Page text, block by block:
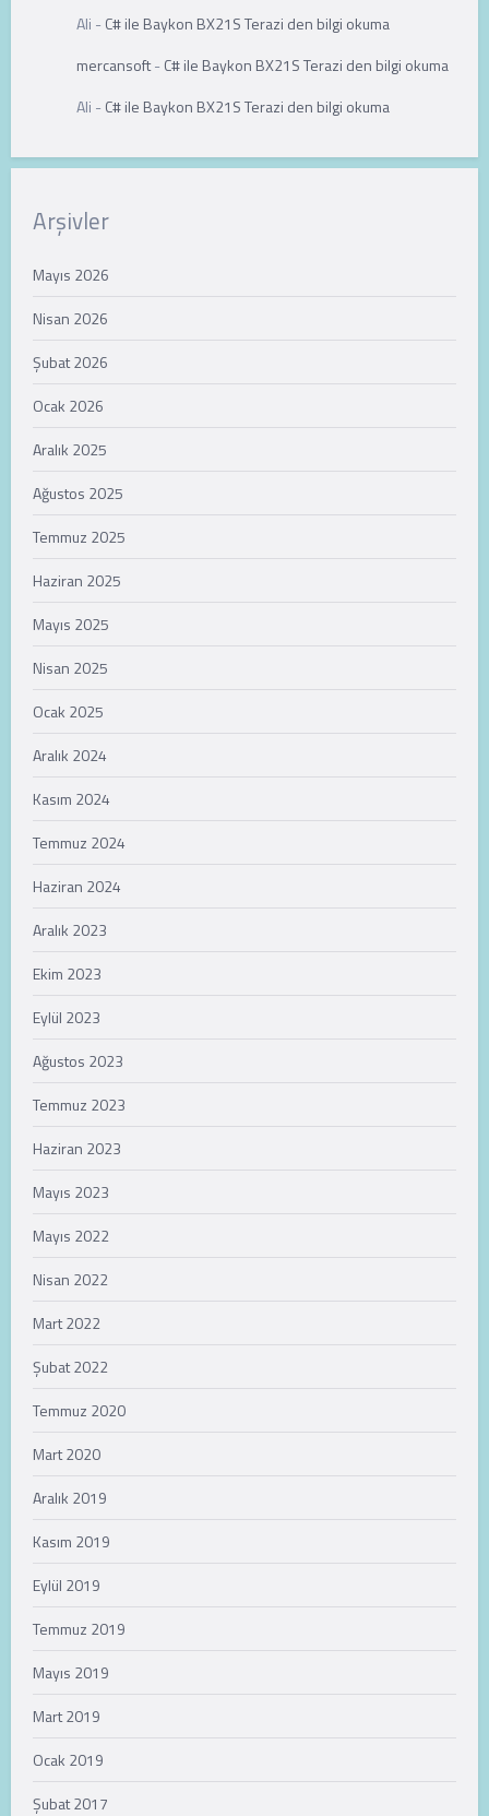
Ali - C# ile Baykon BX21S Terazi den bilgi okuma
mercansoft- C# ile Baykon BX21S Terazi den bilgi okuma
Ali - C# ile Baykon BX21S Terazi den bilgi okuma
Arşivler
Mayıs 2026
Nisan 2026
Şubat 2026
Ocak 2026
Aralık 2025
Ağustos 2025
Temmuz 2025
Haziran 2025
Mayıs 2025
Nisan 2025
Ocak 2025
Aralık 2024
Kasım 2024
Temmuz 2024
Haziran 2024
Aralık 2023
Ekim 2023
Eylül 2023
Ağustos 2023
Temmuz 2023
Haziran 2023
Mayıs 2023
Mayıs 2022
Nisan 2022
Mart 2022
Şubat 2022
Temmuz 2020
Mart 2020
Aralık 2019
Kasım 2019
Eylül 2019
Temmuz 2019
Mayıs 2019
Mart 2019
Ocak 2019
Şubat 2017